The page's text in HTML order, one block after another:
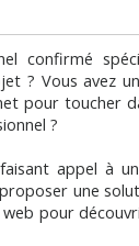
confirmé
? Vous avez
pour toucher
?
appel à
une
pour